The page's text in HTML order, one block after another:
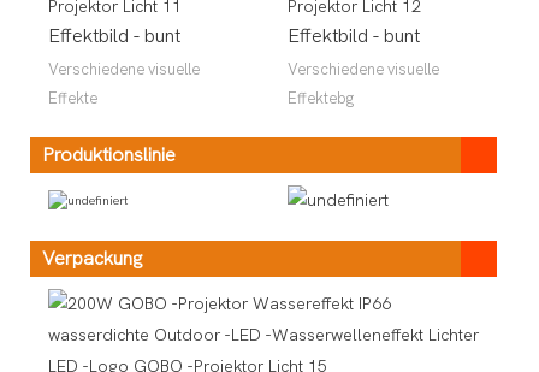
Effektbild - bunt
Verschiedene visuelle
Effekte
Effektbild - bunt
Verschiedene visuelle
Effektebg
Produktionslinie
Verpackung